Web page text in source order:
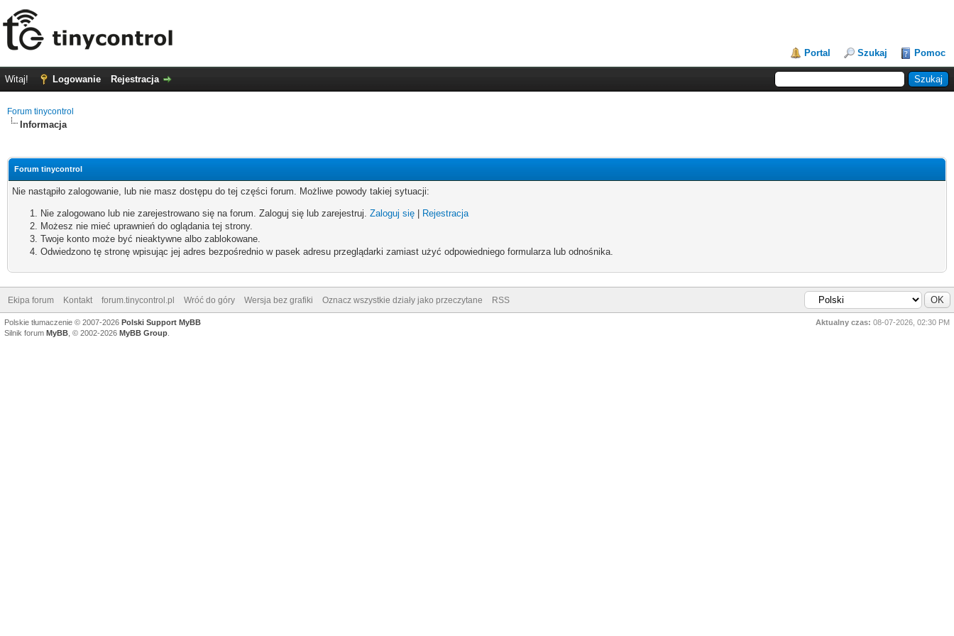
Portal Szukaj Pomoc
Witaj! Logowanie Rejestracja
Forum tinycontrol
Informacja
Forum tinycontrol
Nie nastąpiło zalogowanie, lub nie masz dostępu do tej części forum. Możliwe powody takiej sytuacji:
Nie zalogowano lub nie zarejestrowano się na forum. Zaloguj się lub zarejestruj. Zaloguj się
Rejestracja
Możesz nie mieć uprawnień do oglądania tej strony.
Twoje konto może być nieaktywne albo zablokowane.
Odwiedzono tę stronę wpisując jej adres bezpośrednio w pasek adresu przeglądarki zamiast użyć odpowiedniego formularza lub odnośnika.
Ekipa forum Kontakt forum.tinycontrol.pl Wróć do góry Wersja bez grafiki Oznacz wszystkie działy jako przeczytane RSS
Aktualny czas: 08-07-2026, 02:30 PM
Polskie tłumaczenie © 2007-2026 Polski Support MyBB
Silnik forum MyBB , © 2002-2026 MyBB Group